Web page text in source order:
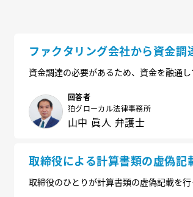
ファクタリング会社から資金調
資金調達の必要があるため、資金を融通
た。 他に資金融通をしてくれる先もなさ
すか？
回答者
狛グローカル法律事務所
山中 眞人 弁護士
取締役による計算書類の虚偽記
取締役のひとりが計算書類の虚偽記載を